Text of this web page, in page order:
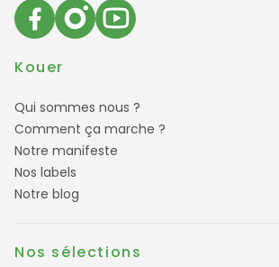
Kouer
Qui sommes nous ?
Comment ça marche ?
Notre manifeste
Nos labels
Notre blog
Nos sélections